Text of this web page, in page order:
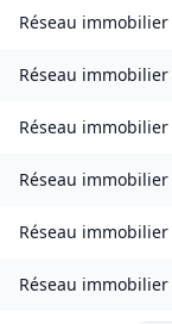
Réseau immobilier
Réseau immobilier
Réseau immobilier
Réseau immobilier
Réseau immobilier
Réseau immobilier